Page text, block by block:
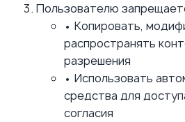
Пользователю
• Копировать,
распространять
разрешения
• Использовать
средства для
согласия